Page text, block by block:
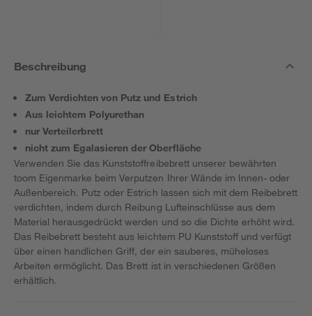
Beschreibung
Zum Verdichten von Putz und Estrich
Aus leichtem Polyurethan
nur Verteilerbrett
nicht zum Egalasieren der Oberfläche
Verwenden Sie das Kunststoffreibebrett unserer bewährten
toom Eigenmarke beim Verputzen Ihrer Wände im Innen- oder
Außenbereich. Putz oder Estrich lassen sich mit dem Reibebrett
verdichten, indem durch Reibung Lufteinschlüsse aus dem
Material herausgedrückt werden und so die Dichte erhöht wird.
Das Reibebrett besteht aus leichtem PU Kunststoff und verfügt
über einen handlichen Griff, der ein sauberes, müheloses
Arbeiten ermöglicht. Das Brett ist in verschiedenen Größen
erhältlich.